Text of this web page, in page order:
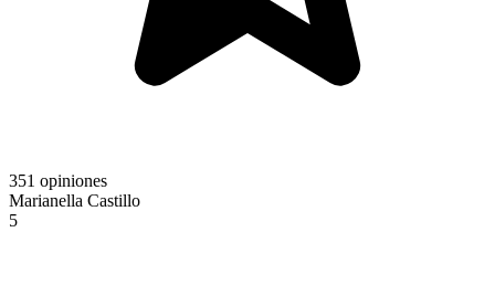
351 opiniones
Marianella Castillo
5